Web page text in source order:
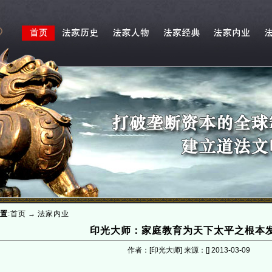
:首页 → 法家内业
印光大师：家庭教育为天下太平之根本
作者：[印光大师] 来源：[] 2013-03-09